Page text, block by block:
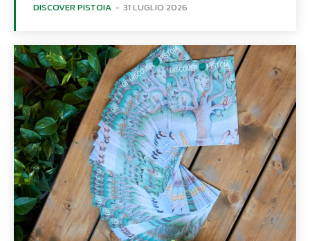
DISCOVER PISTOIA - 31 LUGLIO 2026